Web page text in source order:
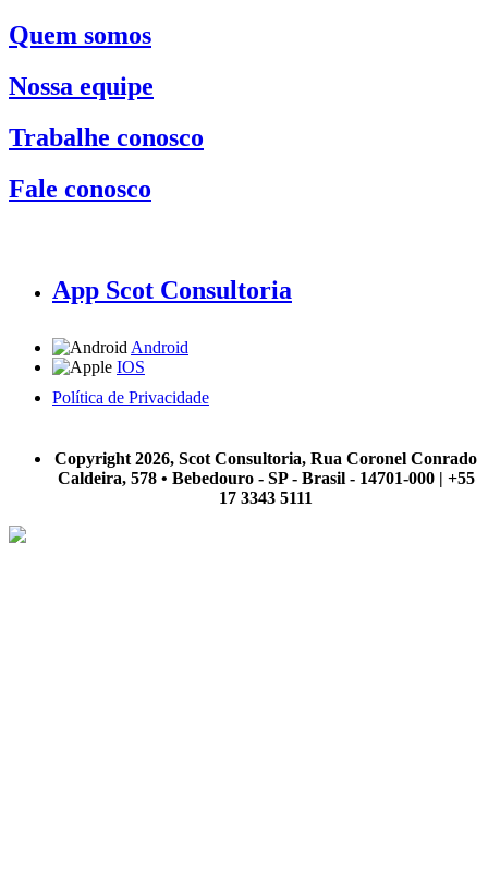
Quem somos
Nossa equipe
Trabalhe conosco
Fale conosco
App Scot Consultoria
Android
IOS
Política de Privacidade
Copyright 2026, Scot Consultoria, Rua Coronel Conrado
Caldeira, 578 • Bebedouro - SP - Brasil - 14701-000 | +55
17 3343 5111